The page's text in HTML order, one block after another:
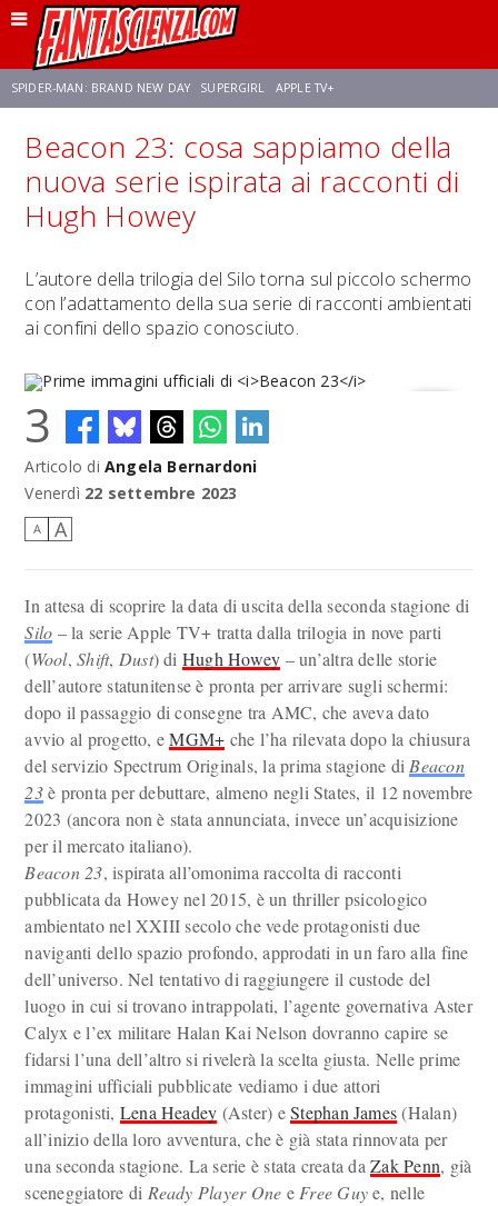
SPIDER-MAN: BRAND NEW DAY SUPERGIRL APPLE TV+
FRANCO RICCIARDIELLO ZENDAYA STAR TREK AVENGERS: DOOMSDAY
SADIE SINK STAR TREK: STRANGE NEW WORLDS
Beacon 23: cosa sappiamo della
nuova serie ispirata ai racconti di
Hugh Howey
L’autore della trilogia del Silo torna sul piccolo schermo
con l’adattamento della sua serie di racconti ambientati
ai confini dello spazio conosciuto.
Prime immagini ufficiali di
3
Articolo di Angela Bernardoni
Venerdì 22 settembre 2023
A A
In attesa di scoprire la data di uscita della seconda stagione di
Silo – la serie Apple TV+ tratta dalla trilogia in nove parti
(Wool,Shift, Dust) di Hugh Howey – un’altra delle storie
dell’autore statunitense è pronta per arrivare sugli schermi:
dopo il passaggio di consegne tra AMC, che aveva dato
avvio al progetto, eMGM+ che l’ha rilevata dopo la chiusura
del servizio Spectrum Originals, la prima stagione di Beacon
23è pronta per debuttare, almeno negli States, il 12 novembre
2023 (ancora non è stata annunciata, invece un’acquisizione
per il mercato italiano).
Beacon 23, ispirata all’omonima raccolta di racconti
pubblicata da Howey nel 2015, è un thriller psicologico
ambientato nel XXIII secolo che vede protagonisti due
naviganti dello spazio profondo, approdati in un faro alla fine
dell’universo. Nel tentativo di raggiungere il custode del
luogo in cui si trovano intrappolati, l’agente governativa Aster
Calyx e l’ex militare Halan Kai Nelson dovranno capire se
fidarsi l’una dell’altro si rivelerà la scelta giusta. Nelle prime
immagini ufficiali pubblicate vediamo i due attori
protagonisti, Lena Headey (Aster) eStephan James(Halan)
all’inizio della loro avventura, che è già stata rinnovata per
una seconda stagione. La serie è stata creata daZak Penn, già
sceneggiatore di Ready Player One e Free Guye, nelle